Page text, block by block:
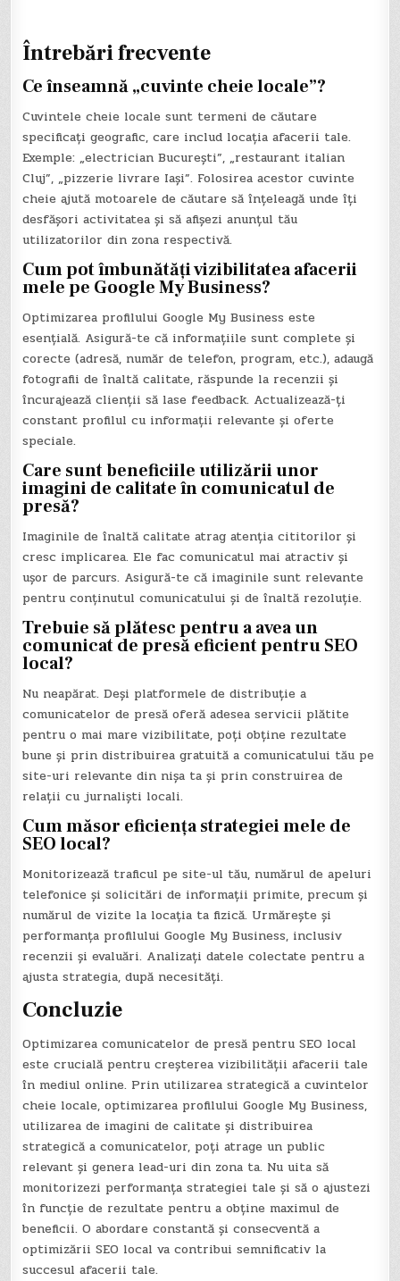
Întrebări frecvente
Ce înseamnă „cuvinte cheie locale”?
Cuvintele cheie locale sunt termeni de căutare
specificați geografic, care includ locația afacerii tale.
Exemple: „electrician București”, „restaurant italian
Cluj”, „pizzerie livrare Iași”. Folosirea acestor cuvinte
cheie ajută motoarele de căutare să înțeleagă unde îți
desfășori activitatea și să afișezi anunțul tău
utilizatorilor din zona respectivă.
Cum pot îmbunătăți vizibilitatea afacerii
mele pe Google My Business?
Optimizarea profilului Google My Business este
esențială. Asigură-te că informațiile sunt complete și
corecte (adresă, număr de telefon, program, etc.), adaugă
fotografii de înaltă calitate, răspunde la recenzii și
încurajează clienții să lase feedback. Actualizează-ți
constant profilul cu informații relevante și oferte
speciale.
Care sunt beneficiile utilizării unor
imagini de calitate în comunicatul de
presă?
Imaginile de înaltă calitate atrag atenția cititorilor și
cresc implicarea. Ele fac comunicatul mai atractiv și
ușor de parcurs. Asigură-te că imaginile sunt relevante
pentru conținutul comunicatului și de înaltă rezoluție.
Trebuie să plătesc pentru a avea un
comunicat de presă eficient pentru SEO
local?
Nu neapărat. Deși platformele de distribuție a
comunicatelor de presă oferă adesea servicii plătite
pentru o mai mare vizibilitate, poți obține rezultate
bune și prin distribuirea gratuită a comunicatului tău pe
site-uri relevante din nișa ta și prin construirea de
relații cu jurnaliști locali.
Cum măsor eficiența strategiei mele de
SEO local?
Monitorizează traficul pe site-ul tău, numărul de apeluri
telefonice și solicitări de informații primite, precum și
numărul de vizite la locația ta fizică. Urmărește și
performanța profilului Google My Business, inclusiv
recenzii și evaluări. Analizați datele colectate pentru a
ajusta strategia, după necesități.
Concluzie
Optimizarea comunicatelor de presă pentru SEO local
este crucială pentru creșterea vizibilității afacerii tale
în mediul online. Prin utilizarea strategică a cuvintelor
cheie locale, optimizarea profilului Google My Business,
utilizarea de imagini de calitate și distribuirea
strategică a comunicatelor, poți atrage un public
relevant și genera lead-uri din zona ta. Nu uita să
monitorizezi performanța strategiei tale și să o ajustezi
în funcție de rezultate pentru a obține maximul de
beneficii. O abordare constantă și consecventă a
optimizării SEO local va contribui semnificativ la
succesul afacerii tale.